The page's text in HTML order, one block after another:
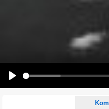
Alle HTML-Tags außer <br>, <strike> und
Ich möchte eine E-Mail, wenn auf